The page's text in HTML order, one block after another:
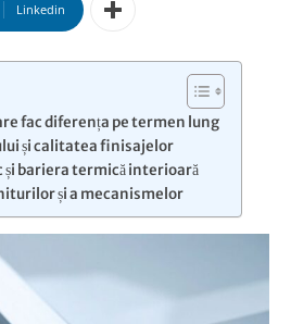
Linkedin
fac diferența pe termen lung
și calitatea finisajelor
bariera termică interioară
și a mecanismelor